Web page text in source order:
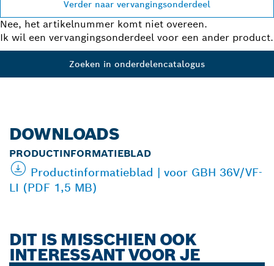
Verder naar vervangingsonderdeel
Nee, het artikelnummer komt niet overeen.
Ik wil een vervangingsonderdeel voor een ander product.
Zoeken in onderdelencatalogus
DOWNLOADS
PRODUCTINFORMATIEBLAD
Productinformatieblad | voor GBH 36V/VF-
LI (PDF 1,5 MB)
DIT IS MISSCHIEN OOK
INTERESSANT VOOR JE